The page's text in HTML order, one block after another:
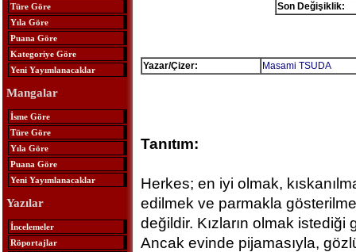
Türe Göre
Yıla Göre
Puana Göre
Kategoriye Göre
Yeni Yayımlanacaklar
Mangalar
İsme Göre
Türe Göre
Yıla Göre
Puana Göre
Yeni Yayımlanacaklar
Yazılar
İncelemeler
Röportajlar
Son Değişiklik:
Yazar/Çizer: Masami TSUDA
Tanıtım:
Herkes; en iyi olmak,
edilmek ve parmakla
değildir. Kızların olmak
Ancak evinde pijamasıyla,